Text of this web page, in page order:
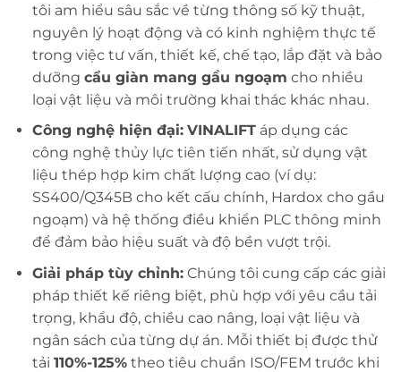
tôi am hiểu sâu sắc về từng thông số kỹ thuật,
nguyên lý hoạt động và có kinh nghiệm thực tế
trong việc tư vấn, thiết kế, chế tạo, lắp đặt và bảo
dưỡng cẩu giàn mang gầu ngoạm cho nhiều
loại vật liệu và môi trường khai thác khác nhau.
Công nghệ hiện đại: VINALIFTáp dụng các
công nghệ thủy lực tiên tiến nhất, sử dụng vật
liệu thép hợp kim chất lượng cao (ví dụ:
SS400/Q345B cho kết cấu chính, Hardox cho gầu
ngoạm) và hệ thống điều khiển PLC thông minh
để đảm bảo hiệu suất và độ bền vượt trội.
Giải pháp tùy chỉnh:Chúng tôi cung cấp các giải
pháp thiết kế riêng biệt, phù hợp với yêu cầu tải
trọng, khẩu độ, chiều cao nâng, loại vật liệu và
ngân sách của từng dự án. Mỗi thiết bị được thử
tải 110%-125%theo tiêu chuẩn ISO/FEM trước khi